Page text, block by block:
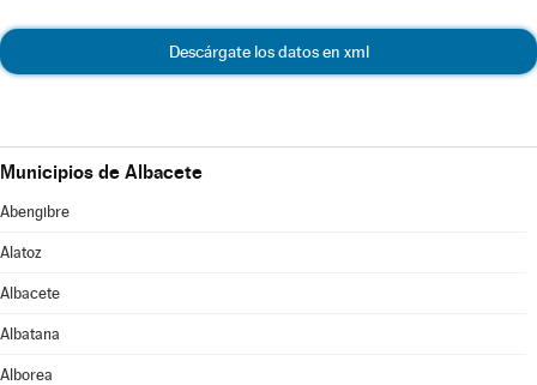
Descárgate los datos en xml
Municipios de Albacete
Abengibre
Alatoz
Albacete
Albatana
Alborea